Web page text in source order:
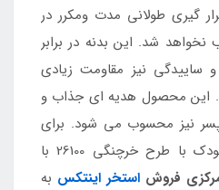
گیری طولانی مدت ومکرر در
نخواهد شد. این بدنه در برابر
ساییدگی نیز مقاومت زیادی
این محصول هدیه ای جذاب و
پسر نیز محسوب می شود. برای
خرید استخر ایزی ست کودک با طرح خرچنگی 26100 با
فروش استخر اینتکس به